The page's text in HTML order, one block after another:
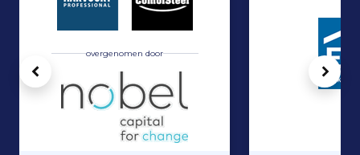
overgenomen door
Vorige